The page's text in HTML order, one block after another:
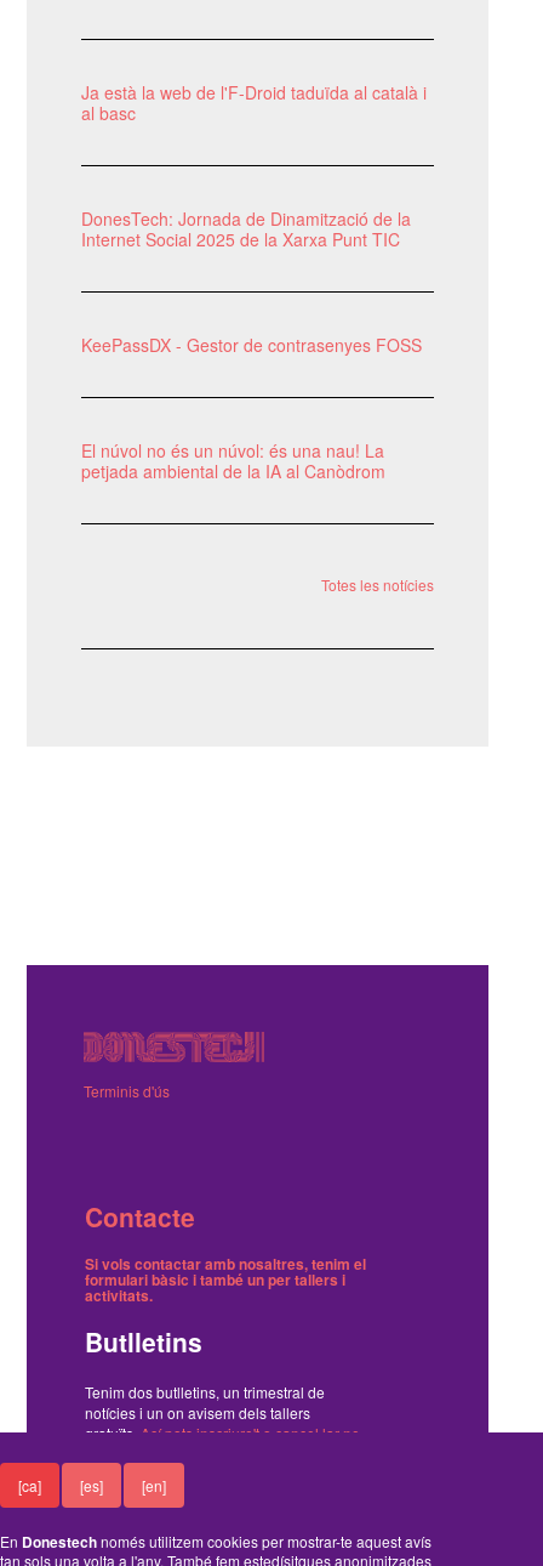
[ca] [es] [en]
En Donestechnomés utilitzem cookies per mostrar-te aquest avís
tan sols una volta a l'any. També fem estedísitques anonimitzades
Ja està la web de l'F-Droid taduïda al català i
al basc
DonesTech: Jornada de Dinamització de la
Internet Social 2025 de la Xarxa Punt TIC
KeePassDX - Gestor de contrasenyes FOSS
El núvol no és un núvol: és una nau! La
petjada ambiental de la IA al Canòdrom
Totes les notícies
Terminis d'ús
Contacte
Si vols contactar amb nosaltres, tenim el
formulari bàsic i tambéun per tallers i
activitats.
Butlletins
Tenim dos butlletins, un trimestral de
notícies i un on avisem dels tallers
gratuïts. Ací pots inscriure't o cancel·lar-ne
Funciona amb el Drupal